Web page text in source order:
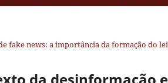
fake news: a importância da formação do
da desinformação